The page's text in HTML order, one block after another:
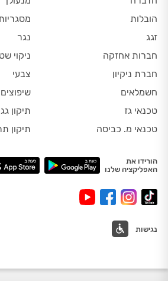
הובלות
זגג
חברות אחזקה
חברת ניקיון
חשמלאים
טכנאי גז
טכנאי מ. כביסה
נגר
ניקוי
צבעי
שיפוצים
תיקון
תיקון
הורידו את
האפליקציה שלנו
נגישות